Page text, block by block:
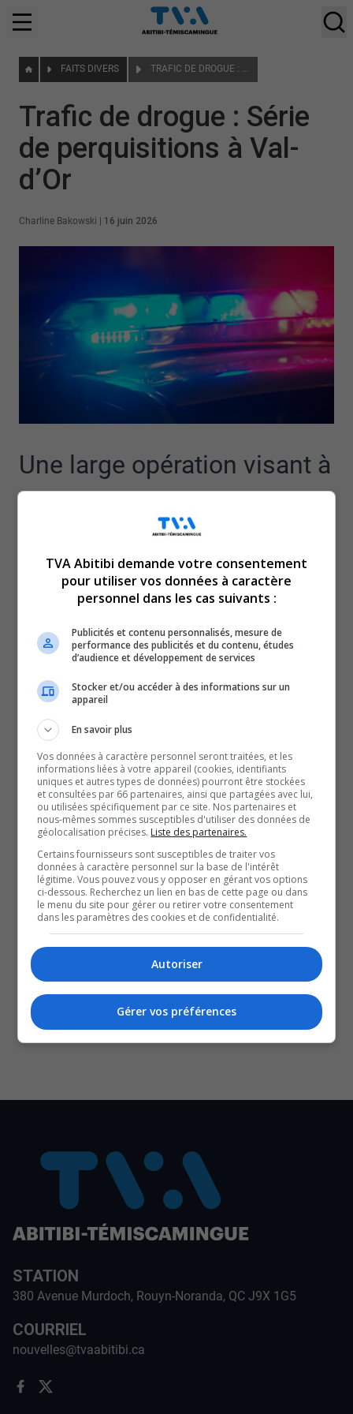
FAITS DIVERS TRAFIC DE DROGUE : SÉRIE DE PERQUISITIONS À VAL-D’OR
Trafic de drogue : Série
de perquisitions à Val-
d’Or
Charline Bakowski 16 juin 2026
Une large opération visant à
lutter contre le trafic de
drogue illicite a été menée
dans la région.
Plusieurs perquisitions en matière de stupéfiants ont eu
lieu ce mardi, dans six résidences, à Val-d’Or, Terrebonne
Près de deux kilos de cocaïne, en plus de nombreuses
machines servant à la production et à la vente de
stupéfiants ont notamment été saisies.
À Val-d’Or, les interventions se sont déroulées sur la rue
Lasalle, la route Saint-Philippe et le chemin Sullivan.
À la suite de cela, cinq individus ont été arrêtés, avant
d’être remis en liberté pour la suite des procédures.
Des accusations en matière de trafic de stupéfiants
pourraient être portées contre eux.
QUESTION DU JOUR
Commentaires
SOUTENIR NOS MÉDIAS, C’EST PROTÉGER NOTRE
CULTURE ET NOTRE ÉCONOMIE
STATION
380 Avenue Murdoch, Rouyn-Noranda, QC J9X 1G5
COURRIEL
nouvelles@tvaabitibi.ca
TVA Abitibi demande votre consentement
pour utiliser vos données à caractère
personnel dans les cas suivants :
Publicités et contenu personnalisés, mesure de
performance des publicités et du contenu, études
d’audience et développement de services
Stocker et/ou accéder à des informations sur un
appareil
En savoir plus
Vos données à caractère personnel seront traitées, et les
informations liées à votre appareil (cookies, identifiants
uniques et autres types de données) pourront être stockées
et consultées par 66 partenaires, ainsi que partagées avec lui,
ou utilisées spécifiquement par ce site. Nos partenaires et
nous-mêmes sommes susceptibles d'utiliser des données de
géolocalisation précises. Liste des partenaires.
Certains fournisseurs sont susceptibles de traiter vos
données à caractère personnel sur la base de l'intérêt
légitime. Vous pouvez vous y opposer en gérant vos options
ci-dessous. Recherchez un lien en bas de cette page ou dans
le menu du site pour gérer ou retirer votre consentement
dans les paramètres des cookies et de confidentialité.
Autoriser
Gérer vos préférences